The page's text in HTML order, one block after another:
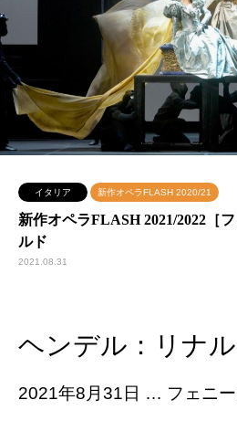
イタリア 新作オペラFLASH 2020/21
新作オペラFLASH 2021/2022［
ルド
2021.08.31
ヘンデル：リナ
2021年8月31日 … フェニ